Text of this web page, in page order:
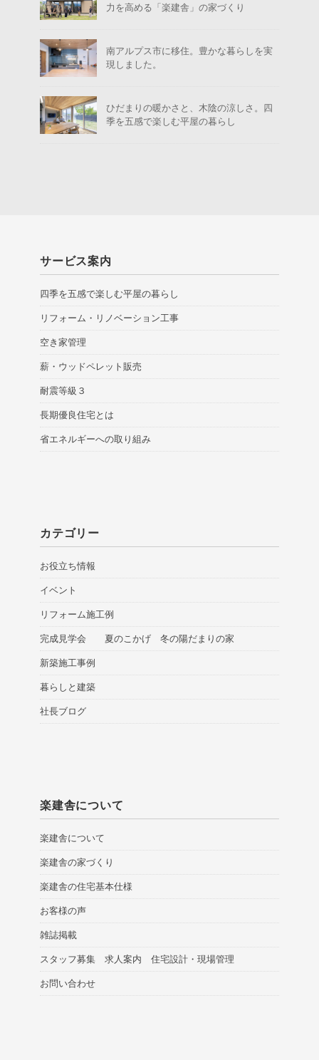
力を高める「楽建舎」の家づくり
南アルプス市に移住。豊かな暮らしを実
現しました。
ひだまりの暖かさと、木陰の涼しさ。四
季を五感で楽しむ平屋の暮らし
サービス案内
四季を五感で楽しむ平屋の暮らし
リフォーム・リノベーション工事
空き家管理
薪・ウッドペレット販売
耐震等級３
長期優良住宅とは
省エネルギーへの取り組み
カテゴリー
お役立ち情報
イベント
リフォーム施工例
完成見学会 夏のこかげ 冬の陽だまりの家
新築施工事例
暮らしと建築
社長ブログ
楽建舎について
楽建舎について
楽建舎の家づくり
楽建舎の住宅基本仕様
お客様の声
雑誌掲載
スタッフ募集 求人案内 住宅設計・現場管理
お問い合わせ